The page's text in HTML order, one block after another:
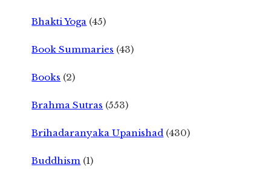
Bhakti Yoga (45)
Book Summaries (43)
Books (2)
Brahma Sutras (553)
Brihadaranyaka Upanishad (430)
Buddhism (1)